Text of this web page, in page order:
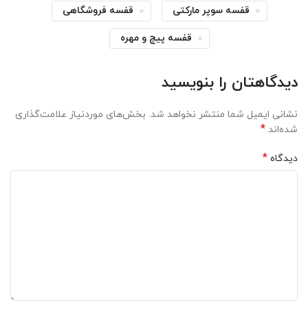
قفسه سوپر مارکتی قفسه فروشگاهی
قفسه پیچ و مهره
دیدگاهتان را بنویسید
نشانی ایمیل شما منتشر نخواهد شد. بخش‌های موردنیاز علامت‌گذاری
شده‌اند *
دیدگاه *